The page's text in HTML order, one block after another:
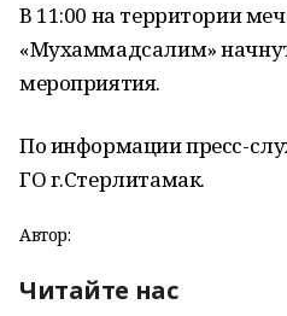
В 11:00 на территории
«Мухаммадсалим»
мероприятия.
По информации пресс-
ГО г.Стерлитамак.
Автор:
Читайте нас